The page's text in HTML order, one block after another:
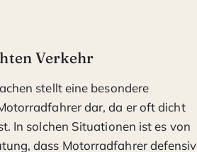
Verkehr
stellt eine besondere
dar, da er oft dicht
In solchen Situationen ist es von
dass Motorradfahrer defensiv